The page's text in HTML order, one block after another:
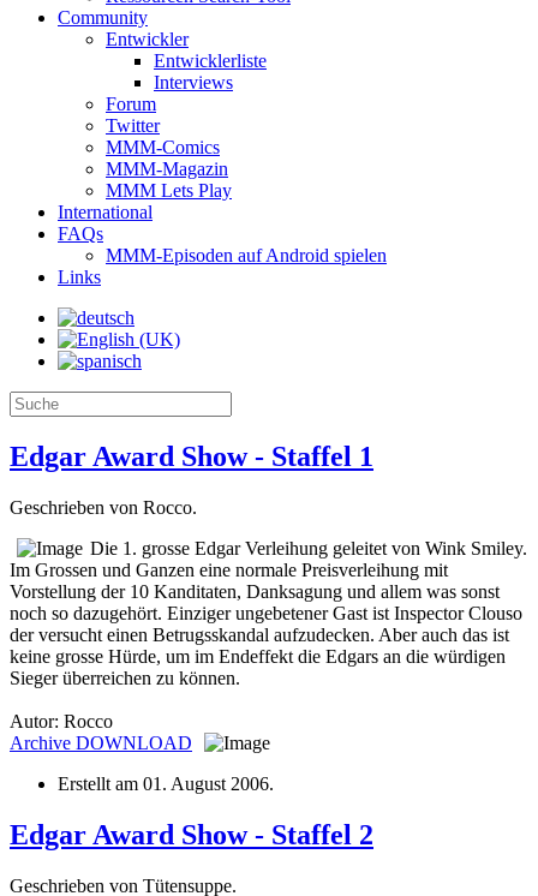
Community
Entwickler
Entwicklerliste
Interviews
Forum
Twitter
MMM-Comics
MMM-Magazin
MMM Lets Play
International
FAQs
MMM-Episoden auf Android spielen
Links
Edgar Award Show - Staffel 1
Geschrieben von Rocco.
Die 1. grosse Edgar Verleihung geleitet von Wink Smiley.
Im Grossen und Ganzen eine normale Preisverleihung mit
Vorstellung der 10 Kanditaten, Danksagung und allem was sonst
noch so dazugehört. Einziger ungebetener Gast ist Inspector Clouso
der versucht einen Betrugsskandal aufzudecken. Aber auch das ist
keine grosse Hürde, um im Endeffekt die Edgars an die würdigen
Sieger überreichen zu können.
Autor: Rocco
Archive DOWNLOAD
Erstellt am 01. August 2006.
Edgar Award Show - Staffel 2
Geschrieben von Tütensuppe.